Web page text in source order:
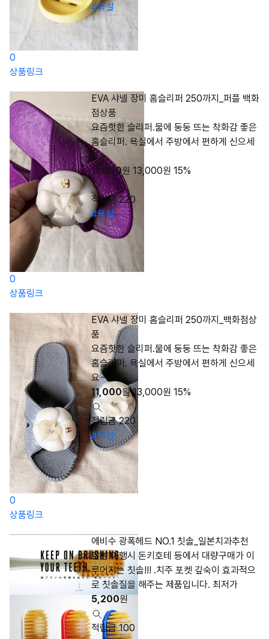
0
#욕실
상품링크
0
EVA 샤넬 장미 홈슬리퍼 250까지_퍼플 백화
점상품
요즘핫한 슬리퍼.물에 둥둥 뜨는 착화감 좋은
홈슬리퍼. 욕실에서 주방에서 편하게 신으세
요~
11,000원 13,000원 15%
적립금 220
#욕실
상품링크
0
EVA 샤넬 장미 홈슬리퍼 250까지_백화점상
품
요즘핫한 슬리퍼.물에 둥둥 뜨는 착화감 좋은
홈슬리퍼. 욕실에서 주방에서 편하게 신으세
요~
11,000원 13,000원 15%
적립금 220
#욕실
상품링크
에비수 광폭헤드 NO.1 칫솔_일본치과추천
일본 여행시 돈키호테 등에서 대량구매가 이
루어지는 칫솔!!! .치주 포켓 깊숙이 효과적으
로 칫솔질을 해주는 제품입니다. 최저가
5,200원
적립금 100